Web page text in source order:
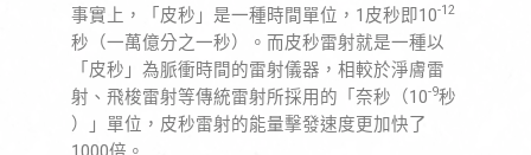
事實上，「皮秒」是一種時間單位，1皮秒即10-12
秒（一萬億分之一秒）。而皮秒雷射就是一種以
「皮秒」為脈衝時間的雷射儀器，相較於淨膚雷
射、飛梭雷射等傳統雷射所採用的「奈秒（10-9秒
）」單位，皮秒雷射的能量擊發速度更加快了